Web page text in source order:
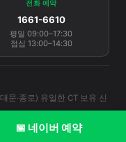
전화 예약
1661-6610
평일 09:00–17:30
점심 13:00–14:30
문·종로) 유일한 CT 보유 신
📅 네이버 예약